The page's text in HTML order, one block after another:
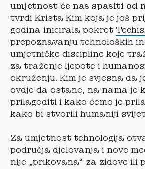
umjetnost će nas spasiti od
tvrdi Krista Kim koja je još
godina inicirala pokret
prepoznavanju tehnoloških
umjetničke discipline koje
za traženje ljepote i
okruženju. Kim je svjesna da
ovdje da ostane, na nama je
prilagoditi i kako ćemo je
kako bi stvorili humaniji
Za umjetnost tehnologija
područja djelovanja i nove
nije „prikovana“ za zidove ili